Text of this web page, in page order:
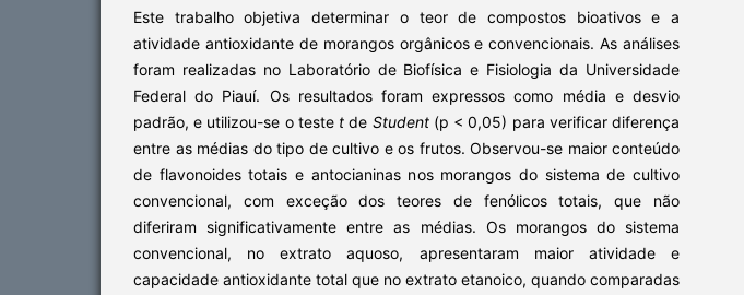
Este trabalho objetiva determinar o teor de compostos bioativos e a
atividade antioxidante de morangos orgânicos e convencionais. As análises
foram realizadas no Laboratório de Biofísica e Fisiologia da Universidade
Federal do Piauí. Os resultados foram expressos como média e desvio
padrão, e utilizou-se o teste tde Student (p < 0,05) para verificar diferença
entre as médias do tipo de cultivo e os frutos. Observou-se maior conteúdo
de flavonoides totais e antocianinas nos morangos do sistema de cultivo
convencional, com exceção dos teores de fenólicos totais, que não
diferiram significativamente entre as médias. Os morangos do sistema
convencional, no extrato aquoso, apresentaram maior atividade e
capacidade antioxidante total que no extrato etanoico, quando comparadas